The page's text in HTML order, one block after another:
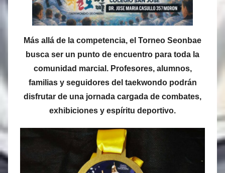
Más allá de la competencia, el Torneo Seonbae
busca ser un punto de encuentro para toda la
comunidad marcial. Profesores, alumnos,
familias y seguidores del taekwondo podrán
disfrutar de una jornada cargada de combates,
exhibiciones y espíritu deportivo.